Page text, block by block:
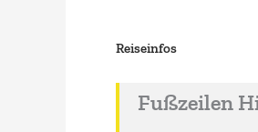
Reiseinfos
Fußzeilen